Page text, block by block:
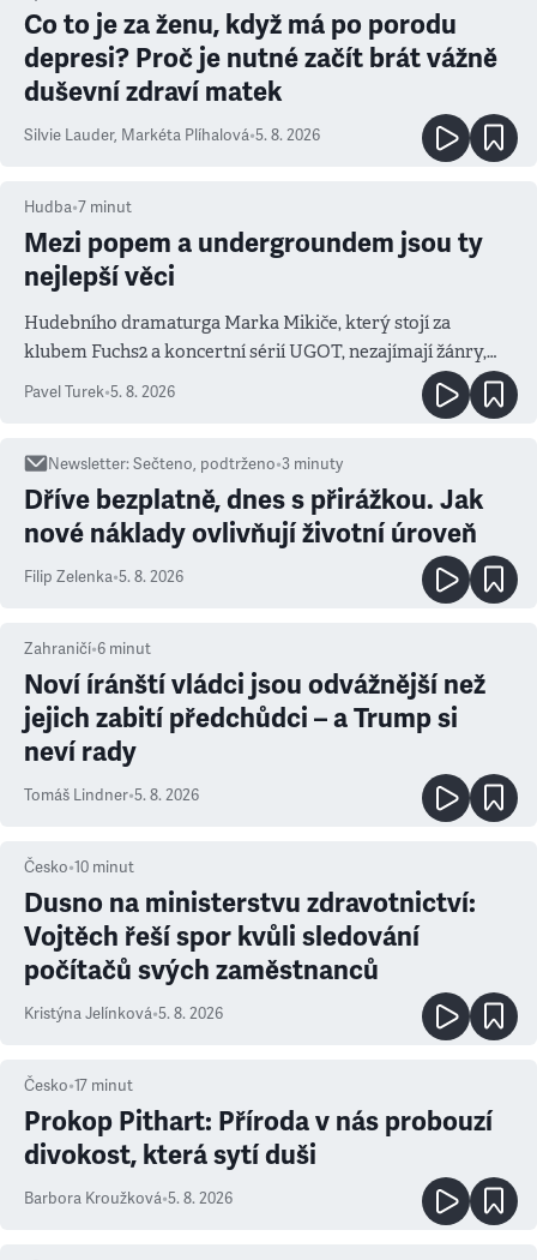
Co to je za ženu, když má po porodu
depresi? Proč je nutné začít brát vážně
duševní zdraví matek
Silvie Lauder, Markéta Plíhalová•5. 8. 2026
Hudba•7 minut
Mezi popem a undergroundem jsou ty
nejlepší věci
Hudebního dramaturga Marka Mikiče, který stojí za
klubem Fuchs2 a koncertní sérií UGOT, nezajímají žánry,
ale atmosféra
Pavel Turek•5. 8. 2026
Newsletter:Sečteno, podtrženo•3 minuty
Dříve bezplatně, dnes s přirážkou. Jak
nové náklady ovlivňují životní úroveň
Filip Zelenka•5. 8. 2026
Zahraničí•6 minut
Noví íránští vládci jsou odvážnější než
jejich zabití předchůdci – a Trump si
neví rady
Tomáš Lindner•5. 8. 2026
Česko•10 minut
Dusno na ministerstvu zdravotnictví:
Vojtěch řeší spor kvůli sledování
počítačů svých zaměstnanců
Kristýna Jelínková•5. 8. 2026
Česko•17 minut
Prokop Pithart: Příroda v nás probouzí
divokost, která sytí duši
Barbora Kroužková•5. 8. 2026